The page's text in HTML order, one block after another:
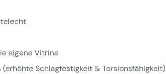
eigene Vitrine
Schlagfestigkeit & Torsionsfähigkeit)